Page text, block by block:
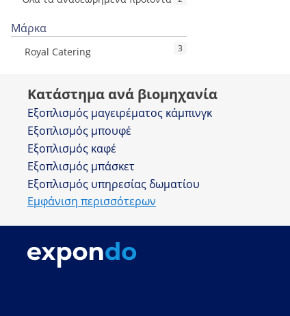
Μάρκα
Royal Catering 3
Κατάστημα ανά βιομηχανία
Εξοπλισμός μαγειρέματος κάμπινγκ
Εξοπλισμός μπουφέ
Εξοπλισμός καφέ
Εξοπλισμός μπάσκετ
Εξοπλισμός υπηρεσίας δωματίου
Εμφάνιση περισσότερων